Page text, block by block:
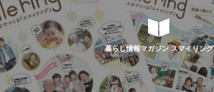
暮らし情報マガジン スマイリング